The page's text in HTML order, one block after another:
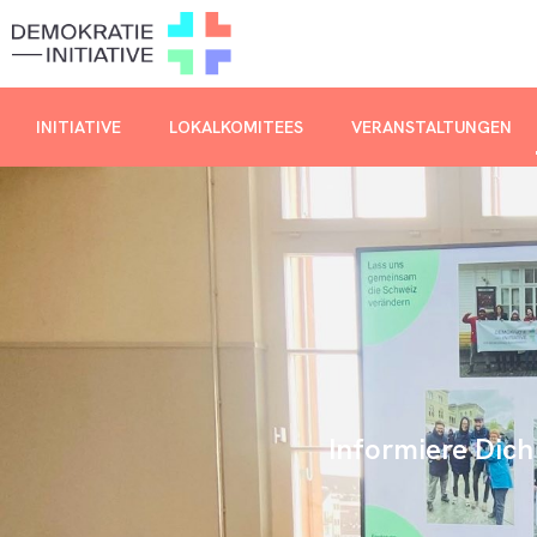
INITIATIVE LOKALKOMITEES VERANSTALTUNGEN
Informiere